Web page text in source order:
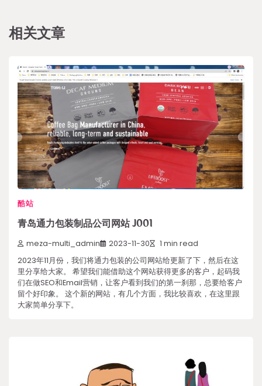
相关文章
酷站
青岛通力包装制品公司网站 J001
meza-multi_admin 2023-11-30 1 min read
2023年11月份，我们将通力包装的公司网站给更新了下，然后在这
里分享给大家。 希望我们能借助这个网站获得更多的客户，起码我
们在做SEO和Email营销，让客户看到我们的第一刹那，总要给客户
留个好印象。 这个新的网站，有几个方面，我比较喜欢，在这里跟
大家简单分享下。